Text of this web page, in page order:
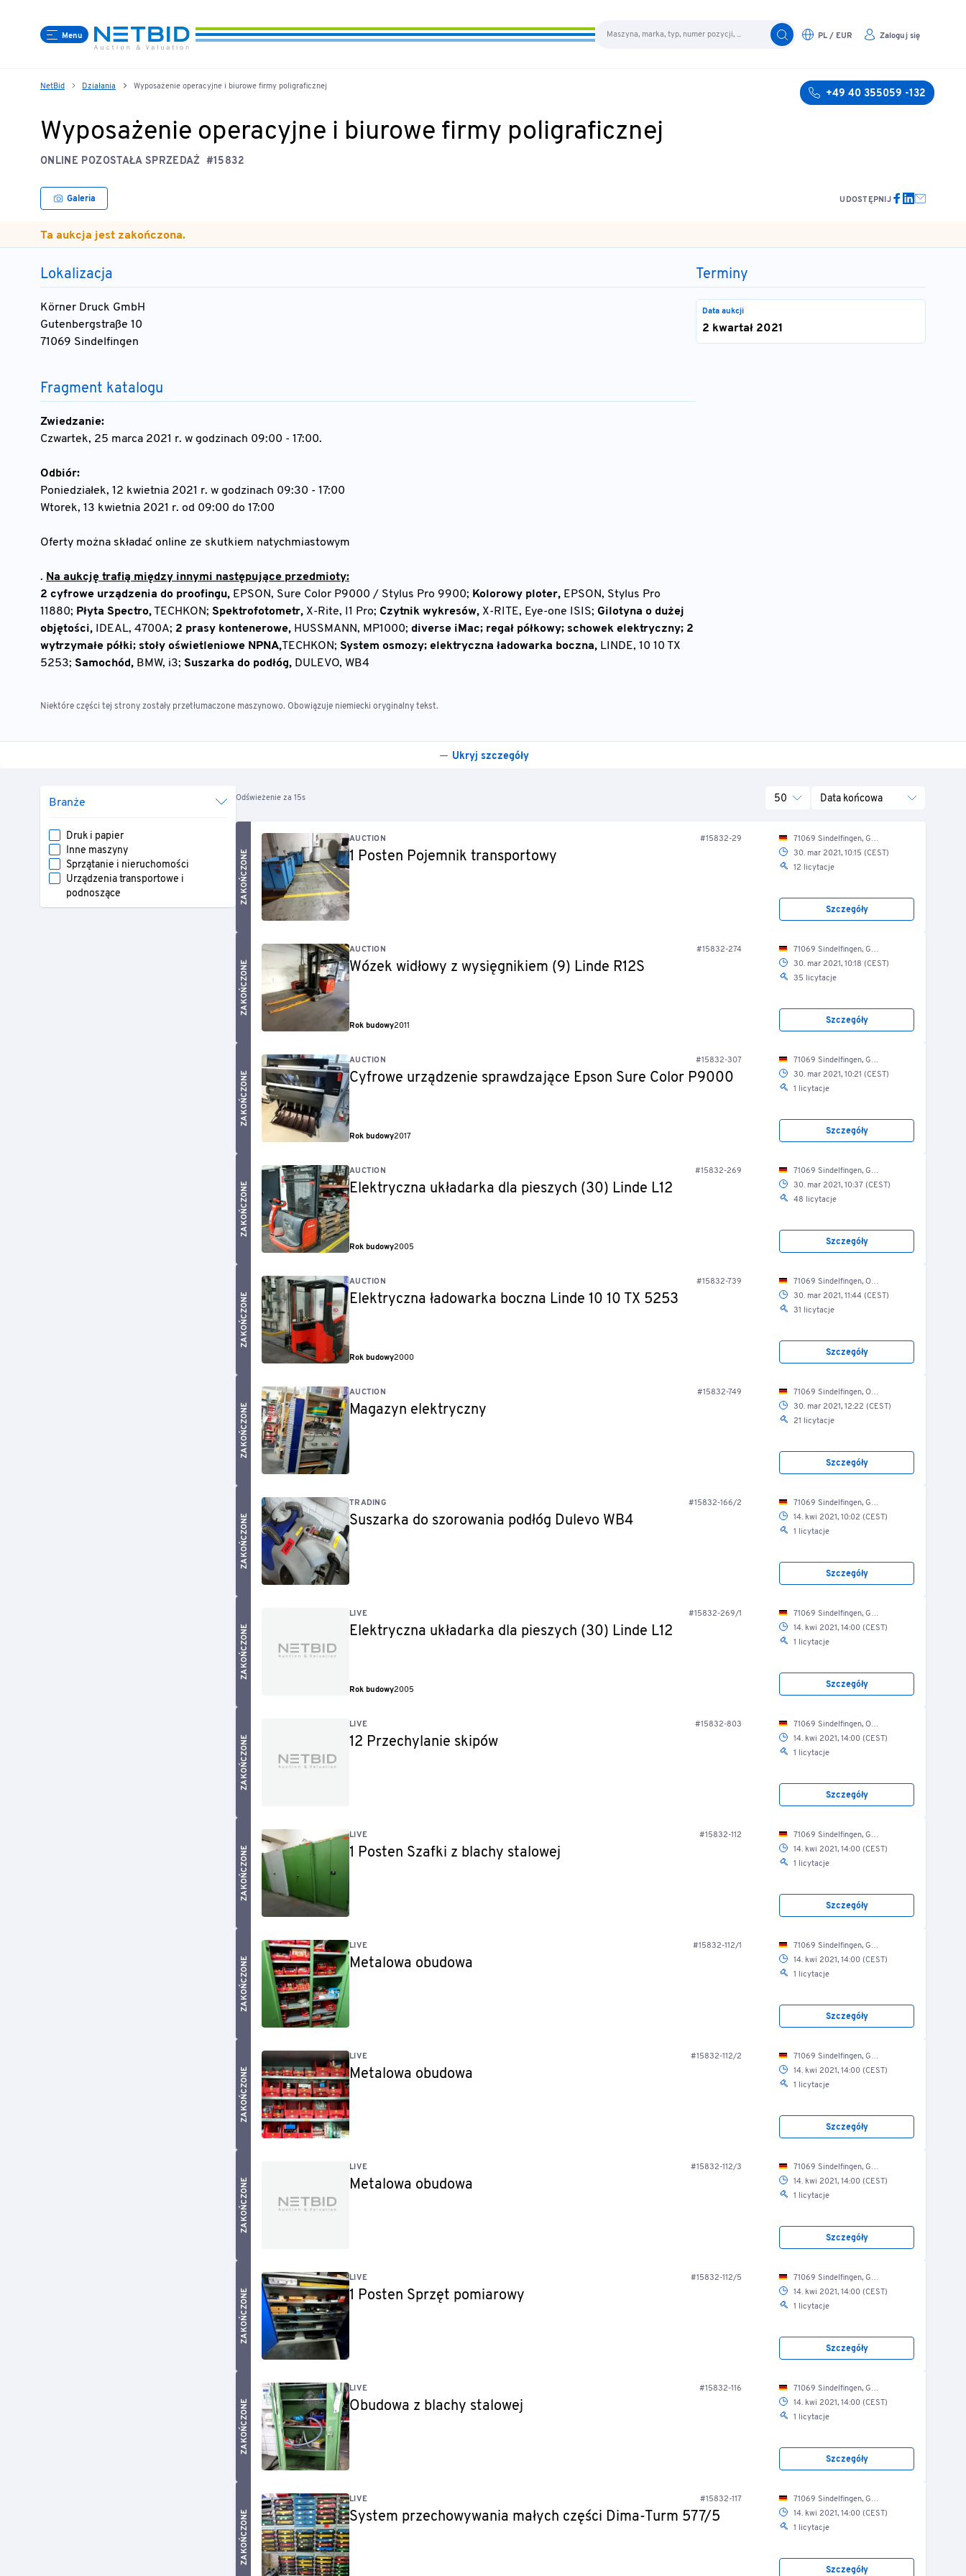
Menu PL / EUR Zaloguj się
NetBid Działania Wyposażenie operacyjne i biurowe firmy poligraficznej
+49 40 355059 -132
Wyposażenie operacyjne i biurowe firmy poligraficznej
ONLINE POZOSTAŁA SPRZEDAŻ #15832
Galeria UDOSTĘPNIJ
Ta aukcja jest zakończona.
Terminy
Data aukcji
2 kwartał 2021
Lokalizacja
Körner Druck GmbH
Gutenbergstraße 10
71069 Sindelfingen
Fragment katalogu
Zwiedzanie:
Czwartek, 25 marca 2021 r. w godzinach 09:00 - 17:00.
Odbiór:
Poniedziałek, 12 kwietnia 2021 r. w godzinach 09:30 - 17:00
Wtorek, 13 kwietnia 2021 r. od 09:00 do 17:00
Oferty można składać online ze skutkiem natychmiastowym
. Na aukcję trafią między innymi następujące przedmioty:
2 cyfrowe urządzenia do proofingu, EPSON, Sure Color P9000 / Stylus Pro 9900; Kolorowy ploter, EPSON, Stylus Pro
11880; Płyta Spectro,TECHKON; Spektrofotometr, X-Rite, I1 Pro; Czytnik wykresów, X-RITE, Eye-one ISIS; Gilotyna o dużej
objętości, IDEAL, 4700A; 2 prasy kontenerowe, HUSSMANN, MP1000; diverse iMac; regał półkowy; schowek elektryczny; 2
wytrzymałe półki; stoły oświetleniowe NPNA,TECHKON; System osmozy; elektryczna ładowarka boczna, LINDE, 10 10 TX
5253; Samochód, BMW, i3; Suszarka do podłóg, DULEVO, WB4
Niektóre części tej strony zostały przetłumaczone maszynowo. Obowiązuje niemiecki oryginalny tekst.
Ukryj szczegóły
Branże
Druk i papier
Inne maszyny
Sprzątanie i nieruchomości
Urządzenia transportowe i
podnoszące
Odświeżenie za 15s 50 Data końcowa
ZAKOŃCZONE
AUCTION #15832-29
1 Posten Pojemnik transportowy
71069 Sindelfingen, Gutenbergstr. 10/ Produktion/ Druckbereich
30. mar 2021, 10:15 (CEST)
12 licytacje
Szczegóły
ZAKOŃCZONE
AUCTION #15832-274
Wózek widłowy z wysięgnikiem (9) Linde R12S
Rok budowy2011
71069 Sindelfingen, Gutenbergstr. 10/ Produktion
30. mar 2021, 10:18 (CEST)
35 licytacje
Szczegóły
ZAKOŃCZONE
AUCTION #15832-307
Cyfrowe urządzenie sprawdzające Epson Sure Color P9000
Rok budowy2017
71069 Sindelfingen, Gutenbergstr. 10/ Produktion/ Normlichtraum
30. mar 2021, 10:21 (CEST)
1 licytacje
Szczegóły
ZAKOŃCZONE
AUCTION #15832-269
Elektryczna układarka dla pieszych (30) Linde L12
Rok budowy2005
71069 Sindelfingen, Gutenbergstr. 10/ Produktion
30. mar 2021, 10:37 (CEST)
48 licytacje
Szczegóły
ZAKOŃCZONE
AUCTION #15832-739
Elektryczna ładowarka boczna Linde 10 10 TX 5253
Rok budowy2000
71069 Sindelfingen, Otto-Hahn-Str. 21/ Fuhrpark
30. mar 2021, 11:44 (CEST)
31 licytacje
Szczegóły
ZAKOŃCZONE
AUCTION #15832-749
Magazyn elektryczny
71069 Sindelfingen, Otto-Hahn-Str. 21/ Fuhrpark
30. mar 2021, 12:22 (CEST)
21 licytacje
Szczegóły
ZAKOŃCZONE
TRADING #15832-166/2
Suszarka do szorowania podłóg Dulevo WB4
71069 Sindelfingen, Gutenbergstr. 10/ Produktion/ Weiterverarbeitung
14. kwi 2021, 10:02 (CEST)
1 licytacje
Szczegóły
ZAKOŃCZONE
LIVE #15832-269/1
Elektryczna układarka dla pieszych (30) Linde L12
Rok budowy2005
71069 Sindelfingen, Gutenbergstr. 10/ Produktion
14. kwi 2021, 14:00 (CEST)
1 licytacje
Szczegóły
ZAKOŃCZONE
LIVE #15832-803
12 Przechylanie skipów
71069 Sindelfingen, Otto-Hahn-Str. 21/ Fuhrpark
14. kwi 2021, 14:00 (CEST)
1 licytacje
Szczegóły
ZAKOŃCZONE
LIVE #15832-112
1 Posten Szafki z blachy stalowej
71069 Sindelfingen, Gutenbergstr. 10/ Produktion/ Werkstatt
14. kwi 2021, 14:00 (CEST)
1 licytacje
Szczegóły
ZAKOŃCZONE
LIVE #15832-112/1
Metalowa obudowa
71069 Sindelfingen, Gutenbergstr. 10/ Produktion/ Werkstatt
14. kwi 2021, 14:00 (CEST)
1 licytacje
Szczegóły
ZAKOŃCZONE
LIVE #15832-112/2
Metalowa obudowa
71069 Sindelfingen, Gutenbergstr. 10/ Produktion/ Werkstatt
14. kwi 2021, 14:00 (CEST)
1 licytacje
Szczegóły
ZAKOŃCZONE
LIVE #15832-112/3
Metalowa obudowa
71069 Sindelfingen, Gutenbergstr. 10/ Produktion/ Werkstatt
14. kwi 2021, 14:00 (CEST)
1 licytacje
Szczegóły
ZAKOŃCZONE
LIVE #15832-112/5
1 Posten Sprzęt pomiarowy
71069 Sindelfingen, Gutenbergstr. 10/ Produktion/ Werkstatt
14. kwi 2021, 14:00 (CEST)
1 licytacje
Szczegóły
ZAKOŃCZONE
LIVE #15832-116
Obudowa z blachy stalowej
71069 Sindelfingen, Gutenbergstr. 10/ Produktion/ Werkstatt
14. kwi 2021, 14:00 (CEST)
1 licytacje
Szczegóły
ZAKOŃCZONE
LIVE #15832-117
System przechowywania małych części Dima-Turm 577/5
71069 Sindelfingen, Gutenbergstr. 10/ Produktion/ Werkstatt
14. kwi 2021, 14:00 (CEST)
1 licytacje
Szczegóły